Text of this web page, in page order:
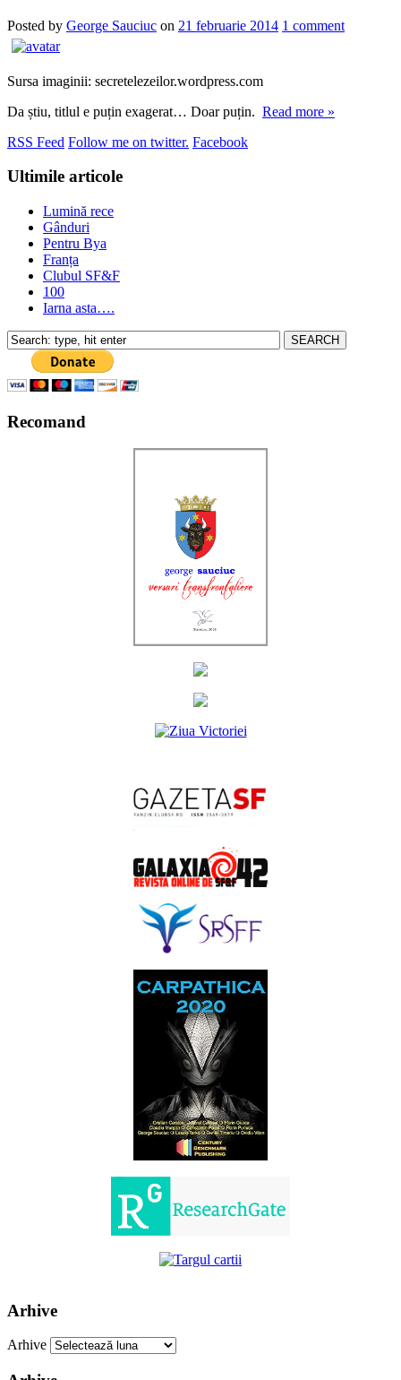
Posted by George Sauciuc on 21 februarie 2014 1 comment
Sursa imaginii: secretelezeilor.wordpress.com
Da știu, titlul e puțin exagerat… Doar puțin. Read more »
RSS Feed Follow me on twitter. Facebook
Ultimile articole
Lumină rece
Gânduri
Pentru Bya
Franța
Clubul SF&F
100
Iarna asta….
Recomand
Arhive
Arhive